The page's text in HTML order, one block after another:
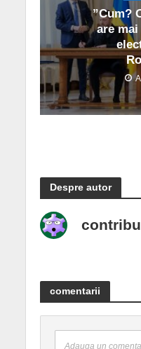
”Cum?
are
Despre autor
comentarii
Adauga un